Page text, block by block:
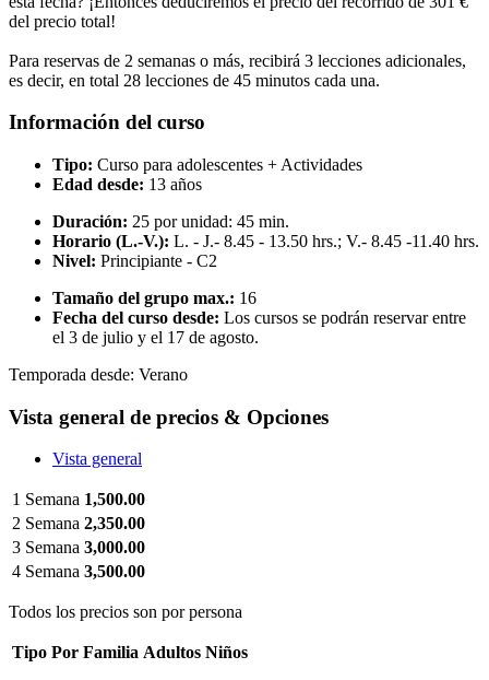
del precio total!
Para reservas de 2 semanas o más, recibirá 3 lecciones adicionales,
es decir, en total 28 lecciones de 45 minutos cada una.
Información del curso
Tipo: Curso para adolescentes + Actividades
Edad desde: 13 años
Duración: 25 por unidad: 45 min.
Horario (L.-V.): L. - J.- 8.45 - 13.50 hrs.; V.- 8.45 -11.40 hrs.
Nivel: Principiante - C2
Tamaño del grupo max.: 16
Fecha del curso desde: Los cursos se podrán reservar entre
el 3 de julio y el 17 de agosto.
Temporada desde: Verano
Vista general de precios & Opciones
Vista general
1 Semana 1,500.00
2 Semana 2,350.00
3 Semana 3,000.00
4 Semana 3,500.00
Todos los precios son por persona
Tipo Por Familia Adultos Niños